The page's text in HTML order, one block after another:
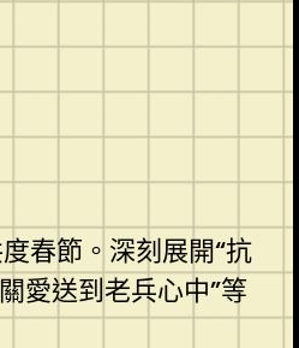
春節。深刻展開“抗
愛送到老兵心中”等